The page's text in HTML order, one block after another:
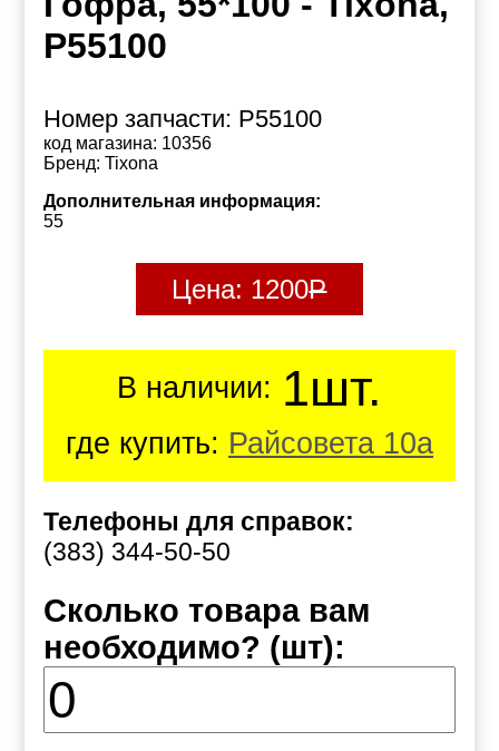
P55100
Номер запчасти: P55100
код магазина: 10356
Бренд: Tixona
Дополнительная информация:
55
Цена: 1200Р
В наличии: 1шт.
где купить: Райсовета 10а
Телефоны для справок:
(383) 344-50-50
Сколько товара вам
необходимо? (шт):